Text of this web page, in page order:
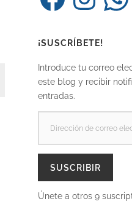
¡SUSCRÍBETE!
Introduce tu correo
este blog y recibir
entradas.
CORREO
SUSCRIBIR
Únete a otros 9